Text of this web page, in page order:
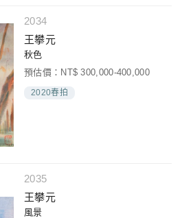
2034
王攀元
秋色
預估價：NT$ 300,000-400,000
2020春拍
2035
王攀元
風景